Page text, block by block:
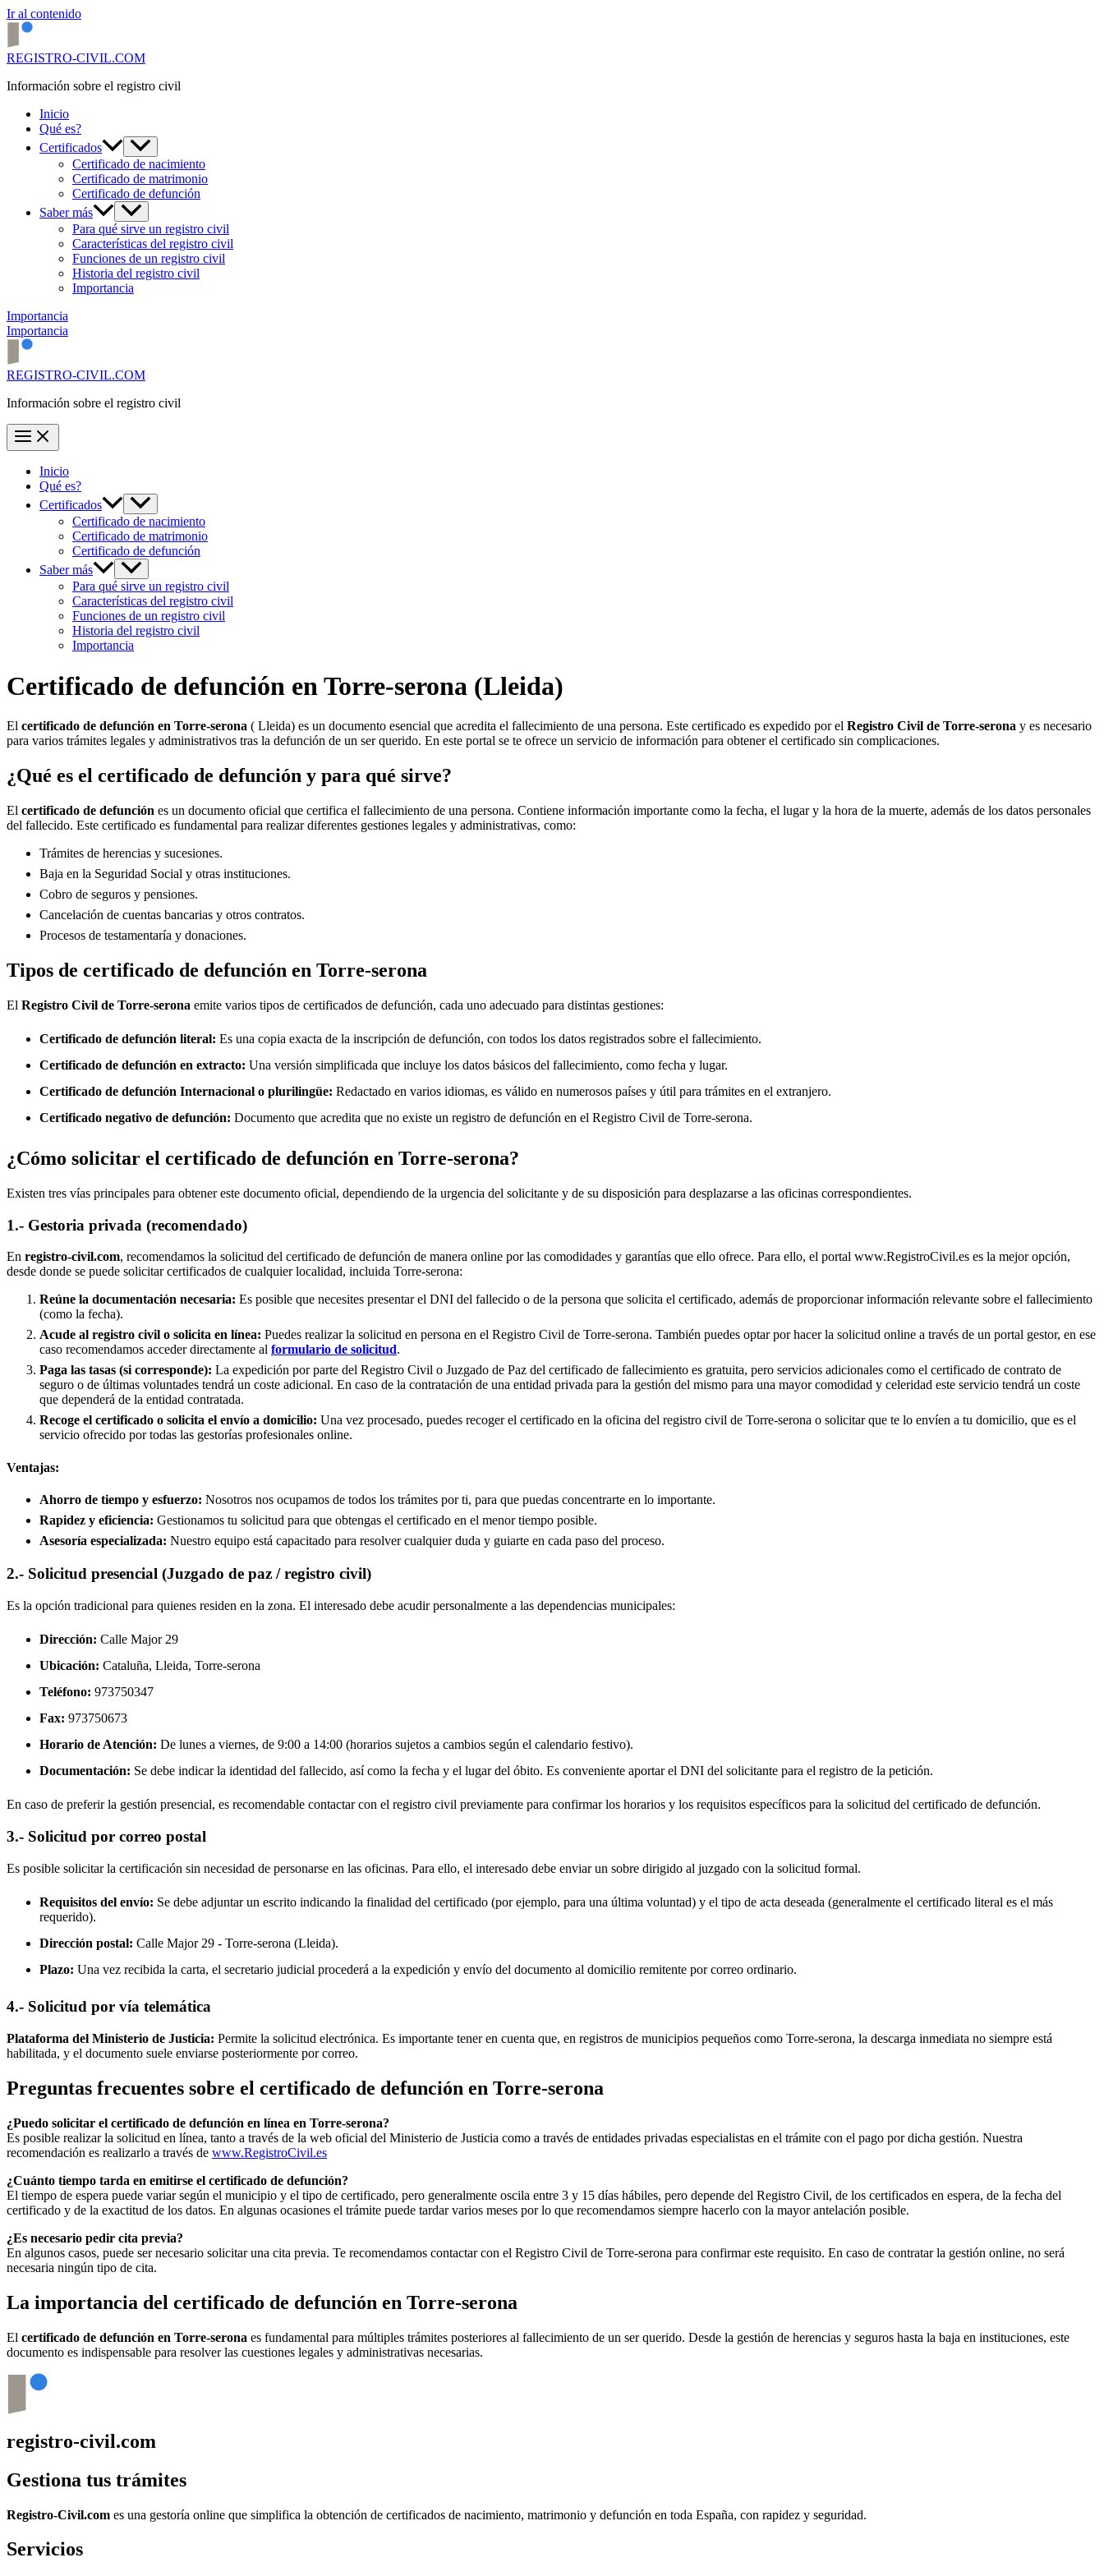
Ir al contenido
REGISTRO-CIVIL.COM
Información sobre el registro civil
Inicio
Qué es?
Certificados
Certificado de nacimiento
Certificado de matrimonio
Certificado de defunción
Saber más
Para qué sirve un registro civil
Características del registro civil
Funciones de un registro civil
Historia del registro civil
Importancia
Importancia
Importancia
REGISTRO-CIVIL.COM
Información sobre el registro civil
Inicio
Qué es?
Certificados
Certificado de nacimiento
Certificado de matrimonio
Certificado de defunción
Saber más
Para qué sirve un registro civil
Características del registro civil
Funciones de un registro civil
Historia del registro civil
Importancia
Certificado de defunción en Torre-serona (Lleida)
El certificado de defunción en Torre-serona ( Lleida) es un documento esencial que acredita el fallecimiento de una persona. Este certificado es expedido por el Registro Civil de Torre-serona y es necesario
para varios trámites legales y administrativos tras la defunción de un ser querido. En este portal se te ofrece un servicio de información para obtener el certificado sin complicaciones.
¿Qué es el certificado de defunción y para qué sirve?
El certificado de defunción es un documento oficial que certifica el fallecimiento de una persona. Contiene información importante como la fecha, el lugar y la hora de la muerte, además de los datos personales
del fallecido. Este certificado es fundamental para realizar diferentes gestiones legales y administrativas, como:
Trámites de herencias y sucesiones.
Baja en la Seguridad Social y otras instituciones.
Cobro de seguros y pensiones.
Cancelación de cuentas bancarias y otros contratos.
Procesos de testamentaría y donaciones.
Tipos de certificado de defunción en Torre-serona
El Registro Civil de Torre-serona emite varios tipos de certificados de defunción, cada uno adecuado para distintas gestiones:
Certificado de defunción literal: Es una copia exacta de la inscripción de defunción, con todos los datos registrados sobre el fallecimiento.
Certificado de defunción en extracto: Una versión simplificada que incluye los datos básicos del fallecimiento, como fecha y lugar.
Certificado de defunción Internacional o plurilingüe: Redactado en varios idiomas, es válido en numerosos países y útil para trámites en el extranjero.
Certificado negativo de defunción: Documento que acredita que no existe un registro de defunción en el Registro Civil de Torre-serona.
¿Cómo solicitar el certificado de defunción en Torre-serona?
Existen tres vías principales para obtener este documento oficial, dependiendo de la urgencia del solicitante y de su disposición para desplazarse a las oficinas correspondientes.
1.- Gestoria privada (recomendado)
En registro-civil.com, recomendamos la solicitud del certificado de defunción de manera online por las comodidades y garantías que ello ofrece. Para ello, el portal www.RegistroCivil.es es la mejor opción,
desde donde se puede solicitar certificados de cualquier localidad, incluida Torre-serona:
Reúne la documentación necesaria: Es posible que necesites presentar el DNI del fallecido o de la persona que solicita el certificado, además de proporcionar información relevante sobre el fallecimiento
(como la fecha).
Acude al registro civil o solicita en línea: Puedes realizar la solicitud en persona en el Registro Civil de Torre-serona. También puedes optar por hacer la solicitud online a través de un portal gestor, en ese
caso recomendamos acceder directamente al formulario de solicitud.
Paga las tasas (si corresponde): La expedición por parte del Registro Civil o Juzgado de Paz del certificado de fallecimiento es gratuita, pero servicios adicionales como el certificado de contrato de
seguro o de últimas voluntades tendrá un coste adicional. En caso de la contratación de una entidad privada para la gestión del mismo para una mayor comodidad y celeridad este servicio tendrá un coste
que dependerá de la entidad contratada.
Recoge el certificado o solicita el envío a domicilio: Una vez procesado, puedes recoger el certificado en la oficina del registro civil de Torre-serona o solicitar que te lo envíen a tu domicilio, que es el
servicio ofrecido por todas las gestorías profesionales online.
Ventajas:
Ahorro de tiempo y esfuerzo: Nosotros nos ocupamos de todos los trámites por ti, para que puedas concentrarte en lo importante.
Rapidez y eficiencia: Gestionamos tu solicitud para que obtengas el certificado en el menor tiempo posible.
Asesoría especializada: Nuestro equipo está capacitado para resolver cualquier duda y guiarte en cada paso del proceso.
2.- Solicitud presencial (Juzgado de paz / registro civil)
Es la opción tradicional para quienes residen en la zona. El interesado debe acudir personalmente a las dependencias municipales:
Dirección: Calle Major 29
Ubicación: Cataluña, Lleida, Torre-serona
Teléfono: 973750347
Fax: 973750673
Horario de Atención: De lunes a viernes, de 9:00 a 14:00 (horarios sujetos a cambios según el calendario festivo).
Documentación: Se debe indicar la identidad del fallecido, así como la fecha y el lugar del óbito. Es conveniente aportar el DNI del solicitante para el registro de la petición.
En caso de preferir la gestión presencial, es recomendable contactar con el registro civil previamente para confirmar los horarios y los requisitos específicos para la solicitud del certificado de defunción.
3.- Solicitud por correo postal
Es posible solicitar la certificación sin necesidad de personarse en las oficinas. Para ello, el interesado debe enviar un sobre dirigido al juzgado con la solicitud formal.
Requisitos del envío: Se debe adjuntar un escrito indicando la finalidad del certificado (por ejemplo, para una última voluntad) y el tipo de acta deseada (generalmente el certificado literal es el más
requerido).
Dirección postal: Calle Major 29 - Torre-serona (Lleida).
Plazo: Una vez recibida la carta, el secretario judicial procederá a la expedición y envío del documento al domicilio remitente por correo ordinario.
4.- Solicitud por vía telemática
Plataforma del Ministerio de Justicia: Permite la solicitud electrónica. Es importante tener en cuenta que, en registros de municipios pequeños como Torre-serona, la descarga inmediata no siempre está
habilitada, y el documento suele enviarse posteriormente por correo.
Preguntas frecuentes sobre el certificado de defunción en Torre-serona
¿Puedo solicitar el certificado de defunción en línea en Torre-serona?
Es posible realizar la solicitud en línea, tanto a través de la web oficial del Ministerio de Justicia como a través de entidades privadas especialistas en el trámite con el pago por dicha gestión. Nuestra
recomendación es realizarlo a través de www.RegistroCivil.es
¿Cuánto tiempo tarda en emitirse el certificado de defunción?
El tiempo de espera puede variar según el municipio y el tipo de certificado, pero generalmente oscila entre 3 y 15 días hábiles, pero depende del Registro Civil, de los certificados en espera, de la fecha del
certificado y de la exactitud de los datos. En algunas ocasiones el trámite puede tardar varios meses por lo que recomendamos siempre hacerlo con la mayor antelación posible.
¿Es necesario pedir cita previa?
En algunos casos, puede ser necesario solicitar una cita previa. Te recomendamos contactar con el Registro Civil de Torre-serona para confirmar este requisito. En caso de contratar la gestión online, no será
necesaria ningún tipo de cita.
La importancia del certificado de defunción en Torre-serona
El certificado de defunción en Torre-serona es fundamental para múltiples trámites posteriores al fallecimiento de un ser querido. Desde la gestión de herencias y seguros hasta la baja en instituciones, este
documento es indispensable para resolver las cuestiones legales y administrativas necesarias.
registro-civil.com
Gestiona tus trámites
Registro-Civil.com es una gestoría online que simplifica la obtención de certificados de nacimiento, matrimonio y defunción en toda España, con rapidez y seguridad.
Servicios